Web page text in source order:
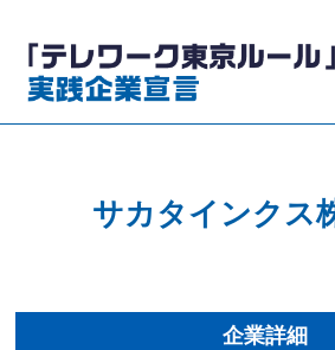
サカタインクス
企業詳細